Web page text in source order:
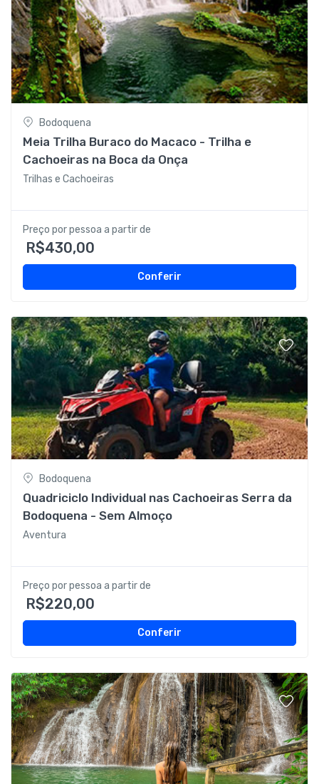
Bodoquena
Meia Trilha Buraco do Macaco - Trilha e
Cachoeiras na Boca da Onça
Trilhas e Cachoeiras
Preço por pessoa a partir de
R$430,00
Conferir
Bodoquena
Quadriciclo Individual nas Cachoeiras Serra da
Bodoquena - Sem Almoço
Aventura
Preço por pessoa a partir de
R$220,00
Conferir